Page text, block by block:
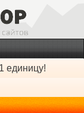
единицу!